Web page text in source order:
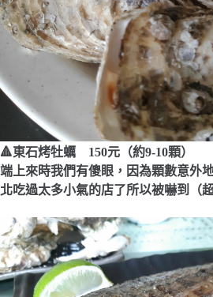
🔺東石烤牡蠣 150元（約9-10顆）
端上來時我們有傻眼，因為顆數意外
北吃過太多小氣的店了所以被嚇到（超